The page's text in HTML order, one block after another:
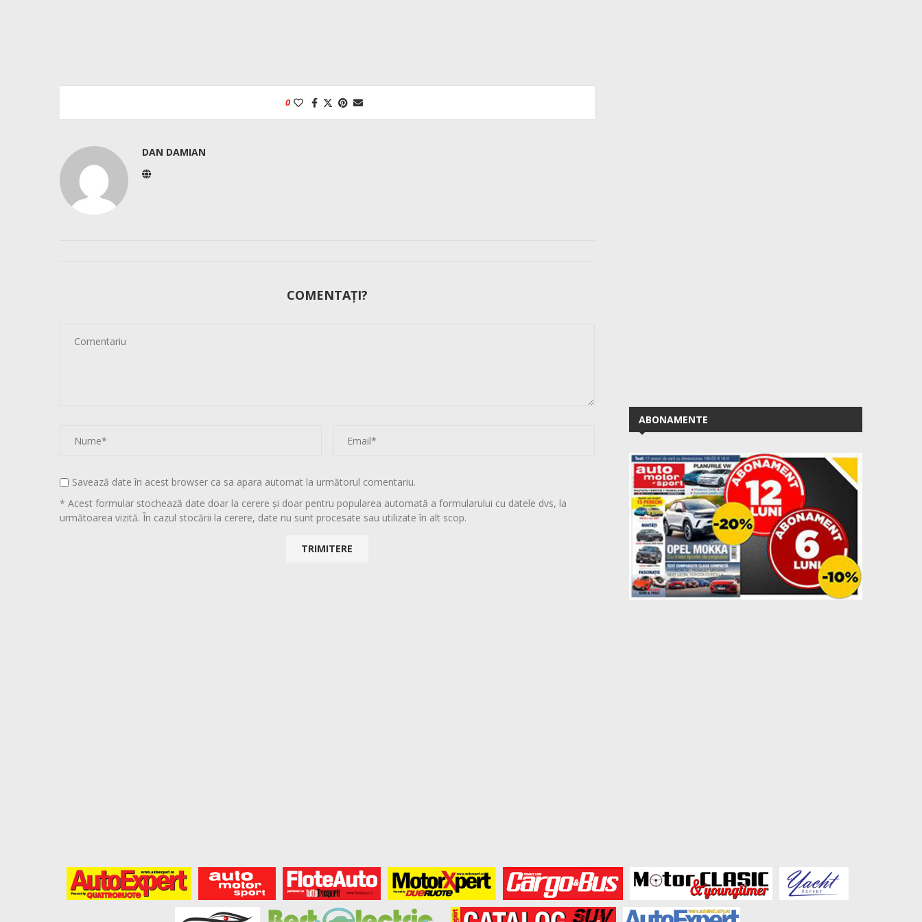
0
DAN DAMIAN
COMENTAȚI?
Savează date în acest browser ca sa apara automat la următorul comentariu.
* Acest formular stochează date doar la cerere și doar pentru popularea automată a formularului cu datele dvs, la
următoarea vizită. În cazul stocării la cerere, date nu sunt procesate sau utilizate în alt scop.
ABONAMENTE